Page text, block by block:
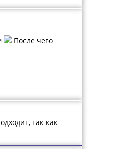
После чего
так-как